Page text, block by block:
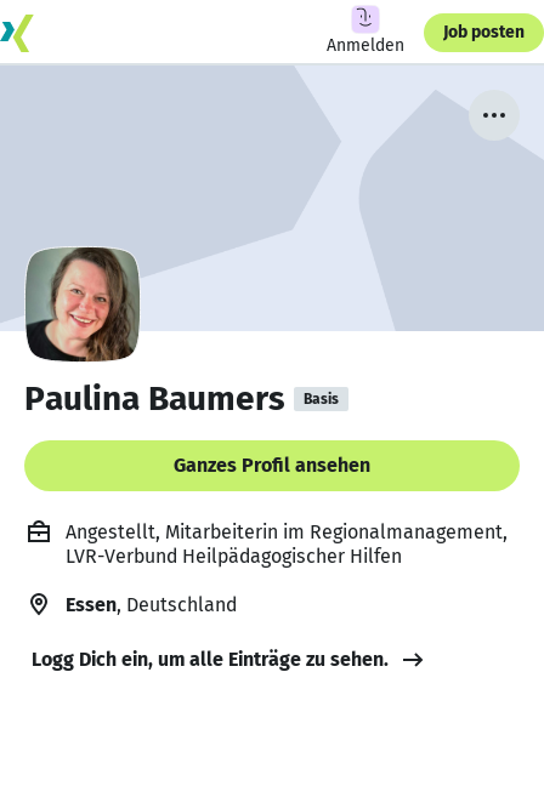
Anmelden
Job posten
Paulina Baumers Basis
Ganzes Profil ansehen
Angestellt, Mitarbeiterin im Regionalmanagement,
LVR-Verbund Heilpädagogischer Hilfen
Essen, Deutschland
Logg Dich ein, um alle Einträge zu sehen.